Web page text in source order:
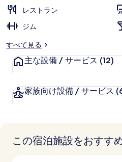
に
好
件
の
ミ
レストラン
ジム
すべて見る
主な設備 / サービス (12)
家族向け設備 / サービス
この宿泊施設をおすす